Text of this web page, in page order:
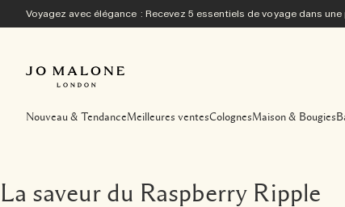
Voyagez avec élégance : Recevez 5 essentiels de voyage dans
Nouveau & TendanceMeilleures ventesColognesMaison & Bougies
La saveur du Raspberry Ripple